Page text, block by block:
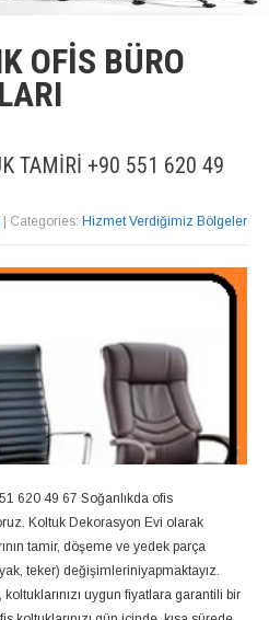
OFIS BÜRO
TAMIRI +90 551 620 49
| Categories: Hizmet Verdiğimiz Bölgeler
620 49 67 Soğanlıkda ofis
Koltuk Dekorasyon Evi olarak
tamir, döşeme ve yedek parça
teker) değişimleriniyapmaktayız.
uygun fiyatlara garantili bir